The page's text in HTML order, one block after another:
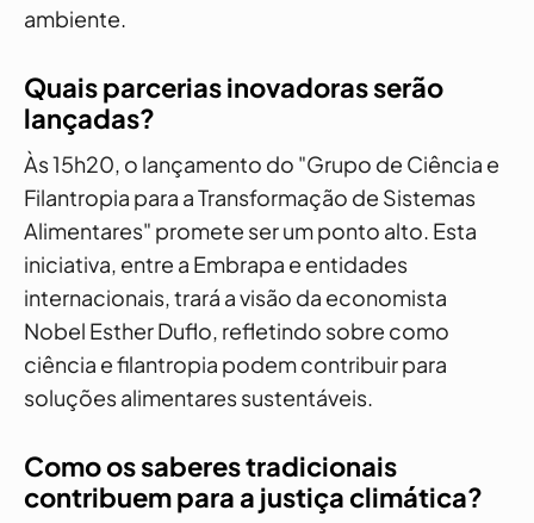
ambiente.
Quais parcerias inovadoras serão
lançadas?
Às 15h20, o lançamento do "Grupo de Ciência e
Filantropia para a Transformação de Sistemas
Alimentares" promete ser um ponto alto. Esta
iniciativa, entre a Embrapa e entidades
internacionais, trará a visão da economista
Nobel Esther Duflo, refletindo sobre como
ciência e filantropia podem contribuir para
soluções alimentares sustentáveis.
Como os saberes tradicionais
contribuem para a justiça climática?